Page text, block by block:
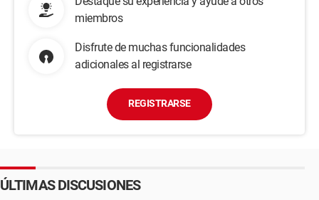
miembros
Disfrute de muchas funcionalidades
adicionales al registrarse
REGISTRARSE
ÚLTIMAS DISCUSIONES